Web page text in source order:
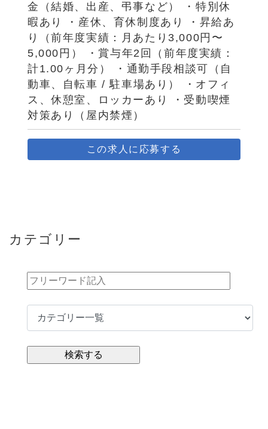
金（結婚、出産、弔事など） ・特別休
暇あり ・産休、育休制度あり ・昇給あ
り（前年度実績：月あたり3,000円〜
5,000円） ・賞与年2回（前年度実績：
計1.00ヶ月分） ・通勤手段相談可（自
動車、自転車 / 駐車場あり） ・オフィ
ス、休憩室、ロッカーあり ・受動喫煙
対策あり（屋内禁煙）
この求人に応募する
カテゴリー